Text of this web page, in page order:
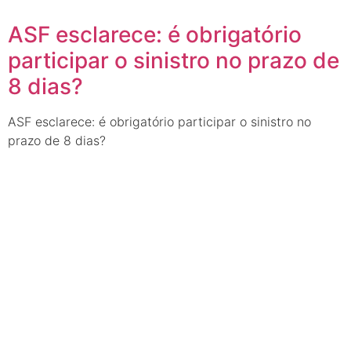
ASF esclarece: é obrigatório
participar o sinistro no prazo de
8 dias?
ASF esclarece: é obrigatório participar o sinistro no
prazo de 8 dias?